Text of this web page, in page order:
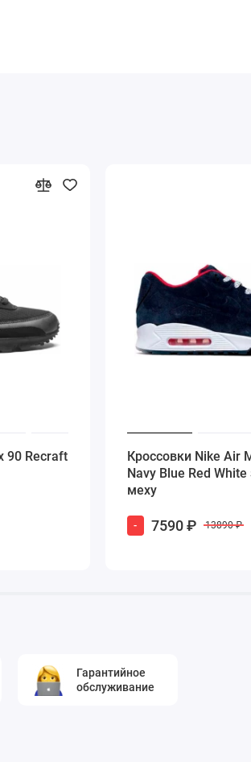
90 Recraft
Кроссовки Nike Air
Navy Blue Red
меху
- 7590 ₽ 13890 ₽
Гарантийное
обслуживание